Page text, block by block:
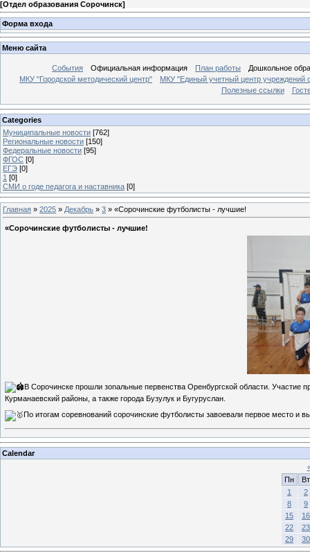
[Отдел образования Сорочинск]
Форма входа
Меню сайта
События Официальная информация План работы
Дошкольное
МКУ "Городской методический центр"
МКУ "Единый учетный центр учреждений
Полезные ссылки
Categories
Муниципальные новости [762]
Региональные новости [150]
Федеральные новости [95]
ФГОС [0]
ЕГЭ [0]
1 [0]
СМИ о годе педагога и наставника [0]
Главная » 2025 » Декабрь » 3 » «Сорочинские футболисты - лучшие!
«Сорочинские футболисты - лучшие!
В Сорочинске прошли зonальные первенства Оренбургской области. Участие
Курманаевский районы, а также города Бузулук и Бугуруслан.
По итогам соревнований сорочинские футболисты завоевали первое место
Calendar
Пн
Вт
1
2
8
9
15
16
22
23
29
30